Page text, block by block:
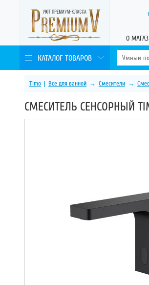
О
КАТАЛОГ ТОВАРОВ
Timo | Все для ванной → Смесители →
СМЕСИТЕЛЬ СЕНСОРНЫЙ